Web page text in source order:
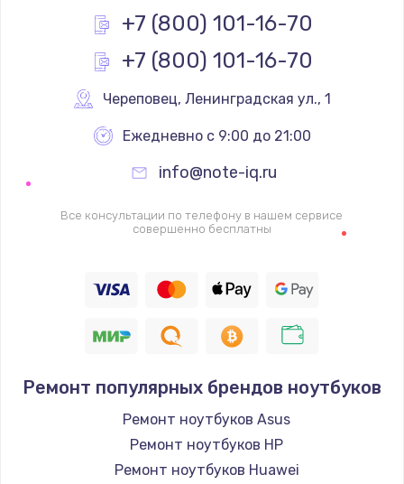
+7 (800) 101-16-70
+7 (800) 101-16-70
Череповец, Ленинградская ул., 1
Ежедневно с 9:00 до 21:00
info@note-iq.ru
Все консультации по телефону в нашем сервисе
совершенно бесплатны
Ремонт популярных брендов ноутбуков
Ремонт ноутбуков Asus
Ремонт ноутбуков HP
Ремонт ноутбуков Huawei